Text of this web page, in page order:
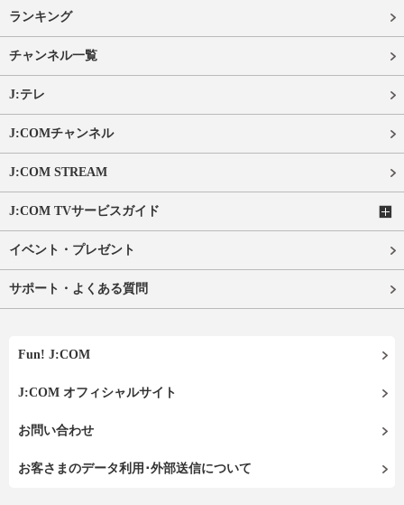
ランキング
チャンネル一覧
J:テレ
J:COMチャンネル
J:COM STREAM
J:COM TVサービスガイド
イベント・プレゼント
サポート・よくある質問
Fun! J:COM
J:COM オフィシャルサイト
お問い合わせ
お客さまのデータ利用･外部送信について